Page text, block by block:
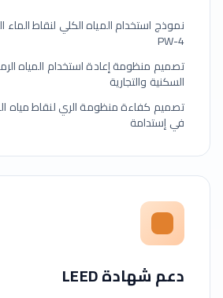
PW-4
تصميم منظومة إعادة استخدام المياه
السكنية والتجارية
تصميم كفاءة منظومة الري لنقاط مياه
في إستدامة
دعم شهادة LEED